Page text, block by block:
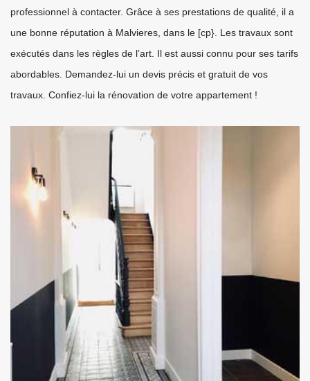
professionnel à contacter. Grâce à ses prestations de qualité, il a
une bonne réputation à Malvieres, dans le [cp}. Les travaux sont
exécutés dans les règles de l’art. Il est aussi connu pour ses tarifs
abordables. Demandez-lui un devis précis et gratuit de vos
travaux. Confiez-lui la rénovation de votre appartement !